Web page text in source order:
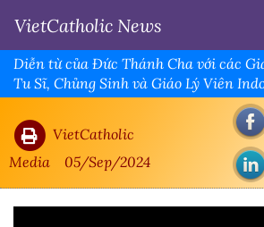
VietCatholic News
Diễn từ của Đức Thánh Cha với các
Tu Sĩ, Chủng Sinh và Giáo Lý Viên
VietCatholic
Media
05/Sep/2024